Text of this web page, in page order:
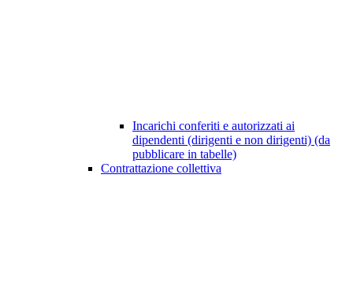
Incarichi conferiti e autorizzati ai
dipendenti (dirigenti e non dirigenti) (da
pubblicare in tabelle)
Contrattazione collettiva